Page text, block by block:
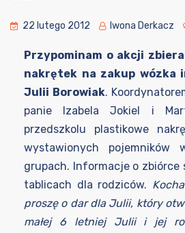
22 lutego 2012 Iwona Derkacz
Przypominam o akcji
nakrętek na zakup wózka
Julii Borowiak.
panie Izabela Jokiel i
przedszkolu plastikowe
wystawionych pojemników
grupach. Informacje o zbiórce
tablicach dla rodziców.
proszę o dar dla Julii, który
małej 6 letniej Julii i jej